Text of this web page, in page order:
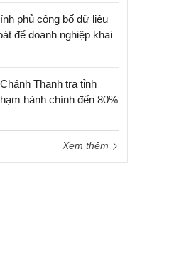
phủ công bố dữ liệu
để doanh nghiệp khai
Thanh tra tỉnh
hành chính đến 80%
Xem thêm